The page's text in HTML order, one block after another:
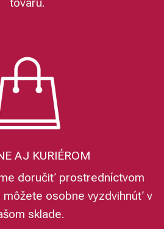
AJ KURIÉROM
doručiť prostredníctvom
môžete osobne vyzdvihnúť v
sklade.